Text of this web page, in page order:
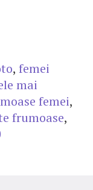
, femei
mai
femei,
frumoase,